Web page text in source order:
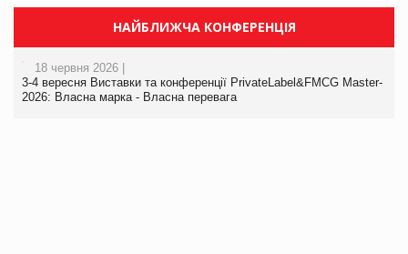
НАЙБЛИЖЧА КОНФЕРЕНЦІЯ
18 червня 2026 |
3-4 вересня Виставки та конференції PrivateLabel&FMCG Master-
2026: Власна марка - Власна перевага